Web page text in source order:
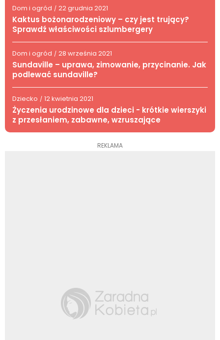
Dom i ogród / 22 grudnia 2021
Kaktus bożonarodzeniowy – czy jest trujący?
Sprawdź właściwości szlumbergery
Dom i ogród / 28 września 2021
Sundaville – uprawa, zimowanie, przycinanie. Jak
podlewać sundaville?
Dziecko / 12 kwietnia 2021
Życzenia urodzinowe dla dzieci - krótkie wierszyki
z przesłaniem, zabawne, wzruszające
REKLAMA